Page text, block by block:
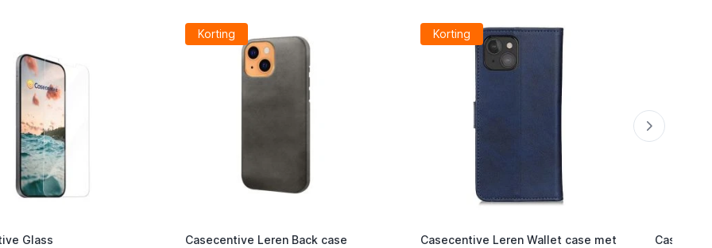
Glass
Korting
Casecentive Leren Back case
Korting
Casecentive Leren Wallet case met